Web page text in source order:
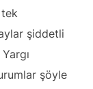
şiddetli
şöyle